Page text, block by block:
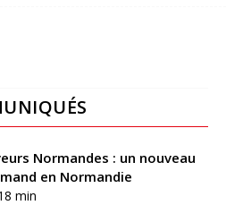
Normandes : un nouveau
en Normandie
min